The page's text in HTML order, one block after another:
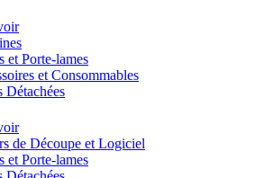
et Porte-lames
et Consommables
Détachées
de Découpe et Logiciel
et Porte-lames